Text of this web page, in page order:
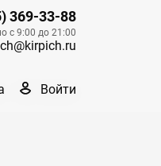
369-33-88
с 9:00 до 21:00
Войти